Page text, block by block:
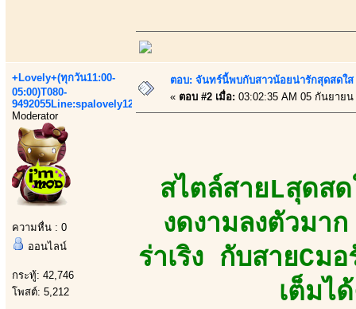
+Lovely+(ทุกวัน11:00-
05:00)T080-
9492055Line:spalovely123
Moderator
ความหื่น : 0
ออนไลน์
กระทู้: 42,746
โพสต์: 5,212
ตอบ: จันทร์นี้พบกับสาวน้อยน่ารักสุดสดใส
« ตอบ #2 เมื่อ: 03:02:35 AM 05 กันยายน
สไตล์สายLสุดส
งดงามลงตัวมา
ร่าเริง กับสายCม
เต็มไ